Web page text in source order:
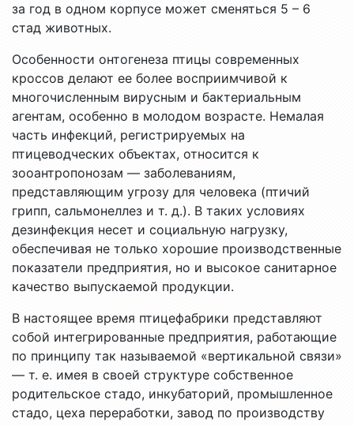
за год в одном корпусе может сменяться 5 – 6
стад животных.
Особенности онтогенеза птицы современных
кроссов делают ее более восприимчивой к
многочисленным вирусным и бактериальным
агентам, особенно в молодом возрасте. Немалая
часть инфекций, регистрируемых на
птицеводческих объектах, относится к
зооантропонозам — заболеваниям,
представляющим угрозу для человека (птичий
грипп, сальмонеллез и т. д.). В таких условиях
дезинфекция несет и социальную нагрузку,
обеспечивая не только хорошие производственные
показатели предприятия, но и высокое санитарное
качество выпускаемой продукции.
В настоящее время птицефабрики представляют
собой интегрированные предприятия, работающие
по принципу так называемой «вертикальной связи»
— т. е. имея в своей структуре собственное
родительское стадо, инкубаторий, промышленное
стадо, цеха переработки, завод по производству